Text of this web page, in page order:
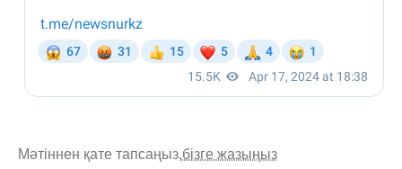
Мәтіннен қате тапсаңыз,бізге жазыңыз